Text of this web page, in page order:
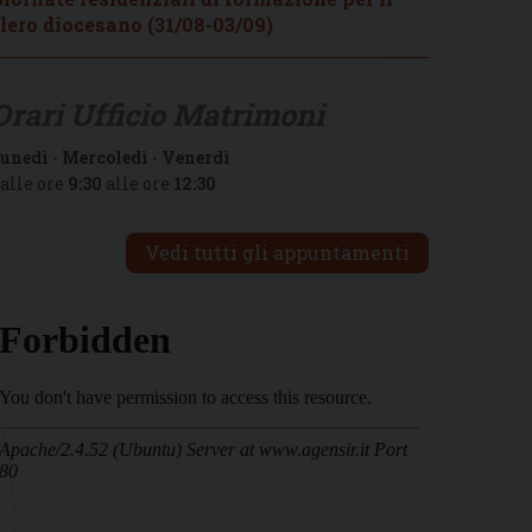
diocesano (31/08-03/09)
- Mercoledì - Venerdì
ore 9:30 alle ore 12:30
Vedi tutti gli appuntamenti